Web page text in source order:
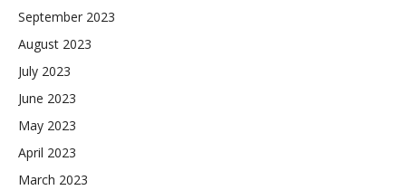
September 2023
August 2023
July 2023
June 2023
May 2023
April 2023
March 2023